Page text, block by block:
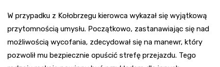
W przypadku z Kołobrzegu kierowca wykazał się wyjątkową
przytomnością umysłu. Początkowo, zastanawiając się nad
możliwością wycofania, zdecydował się na manewr, który
pozwolił mu bezpiecznie opuścić strefę przejazdu. Tego